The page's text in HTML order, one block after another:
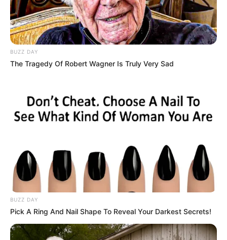
BUZZ DAY
The Tragedy Of Robert Wagner Is Truly Very Sad
BUZZ DAY
Pick A Ring And Nail Shape To Reveal Your Darkest Secrets!